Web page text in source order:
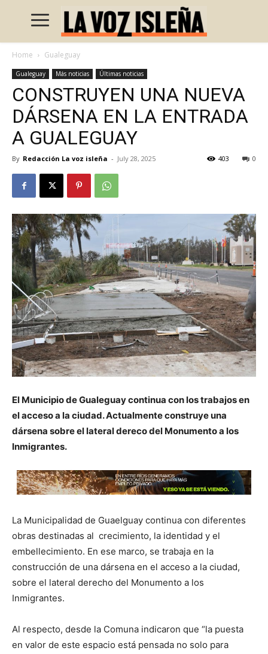
Home Gualeguay
Gualeguay Más noticias Últimas noticias
CONSTRUYEN UNA NUEVA
DÁRSENA EN LA ENTRADA
A GUALEGUAY
By Redacción La voz isleña - July 28, 2025 0
403
El Municipio de Gualeguay continua con los trabajos en
el acceso a la ciudad. Actualmente construye una
dársena sobre el lateral dereco del Monumento a los
Inmigrantes.
La Municipalidad de Guaelguay continua con diferentes
obras destinadas al crecimiento, la identidad y el
embellecimiento. En ese marco, se trabaja en la
construcción de una dársena en el acceso a la ciudad,
sobre el lateral derecho del Monumento a los
Inmigrantes.
Al respecto, desde la Comuna indicaron que “la puesta
en valor de este espacio está pensada no solo para